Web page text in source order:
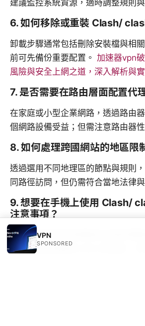
建議監控系統資源，適時調整規則
6. 如何移除或重裝 Clash/
卸載步驟通常包括刪除安裝檔與相
前可先備份重要配置。 加速器vpn
風險與安全上網之道，深入解析與
7. 是否需要在路由層面配置代
在家庭或小型企業網路，透過路由
個網路設備受益；但需注意路由器
8. 如何處理跨國網站的地區限
透過選用不同地理區的節點與規則
同路徑訪問，但仍需符合當地法律
9. 想要在手機上使用 Clash/
注意事項？
手機裝置的性能與網路狀況會影響
節點並設定適當的 DNS 與快取，
VPN
SPONSORED